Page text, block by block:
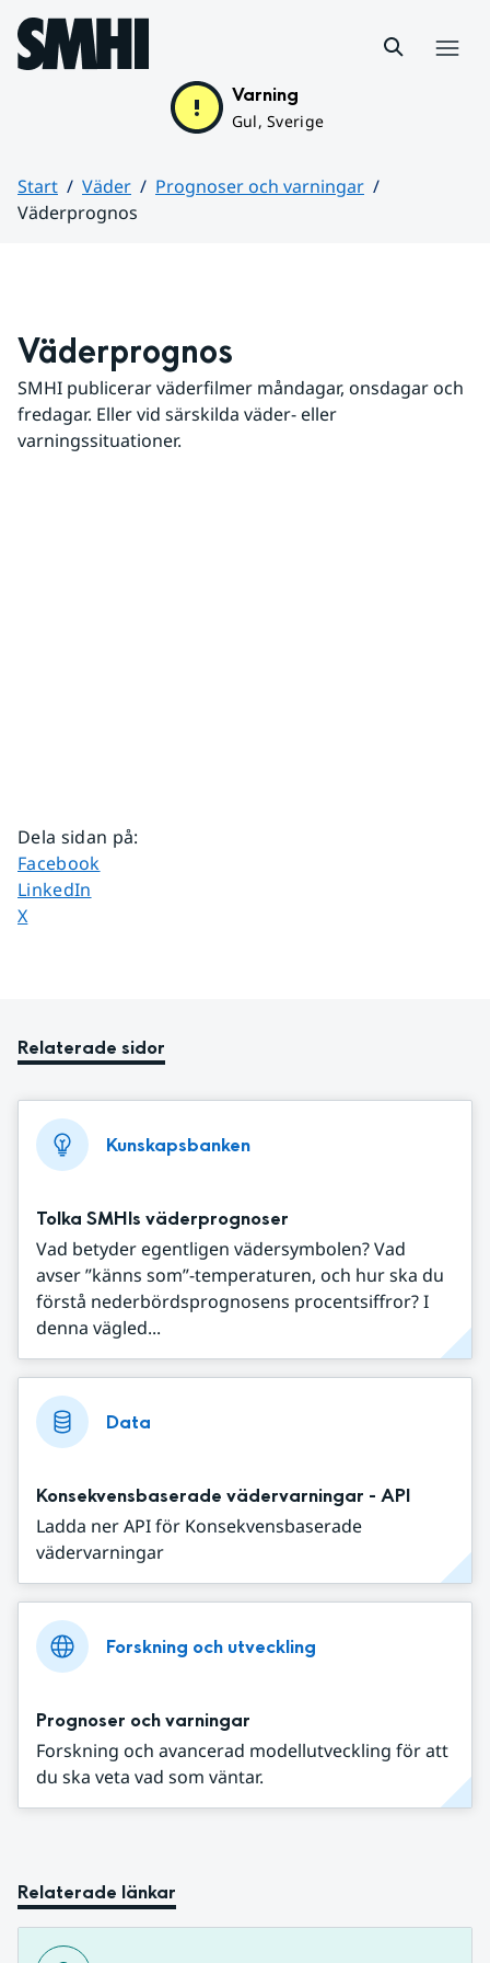
Hoppa till sidans innehåll
Varning
Gul, Sverige
Start Väder
Prognoser och varningar
Väderprognos
Väderprognos
SMHI publicerar väderfilmer måndagar, onsdagar och
fredagar. Eller vid särskilda väder- eller
varningssituationer.
Dela sidan på:
Dela sidan på
Facebook
Dela sidan på
LinkedIn
Dela sidan på
X
Relaterade sidor
Kunskapsbanken
Tolka SMHIs väderprognoser
Vad betyder egentligen vädersymbolen? Vad
avser ”känns som”-temperaturen, och hur ska du
förstå nederbördsprognosens procentsiffror? I
denna vägled...
Data
Konsekvensbaserade vädervarningar - API
Ladda ner API för Konsekvensbaserade
vädervarningar
Forskning och utveckling
Prognoser och varningar
Forskning och avancerad modellutveckling för att
du ska veta vad som väntar.
Relaterade länkar